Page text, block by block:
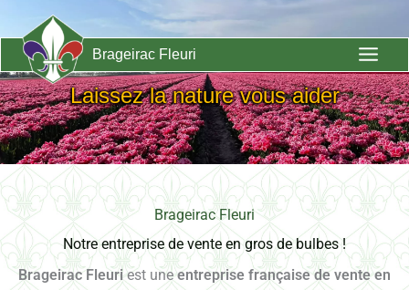
au
contenu
Brageirac Fleuri
Laissez la nature vous aider
Brageirac Fleuri
Notre entreprise de vente en gros de bulbes !
Brageirac Fleuriest uneentreprise française de vente en